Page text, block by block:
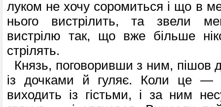
луком не хочу соромиться і що в
нього вистрілить, та звели
вистрілю так, що вже більше
стрілять.
Князь, поговоривши з ним, пішов
із дочками й гуляє. Коли це
виходить із гістьми, і за ним